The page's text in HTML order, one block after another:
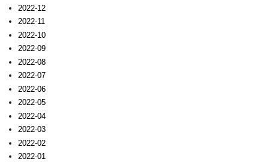
2022-12
2022-11
2022-10
2022-09
2022-08
2022-07
2022-06
2022-05
2022-04
2022-03
2022-02
2022-01